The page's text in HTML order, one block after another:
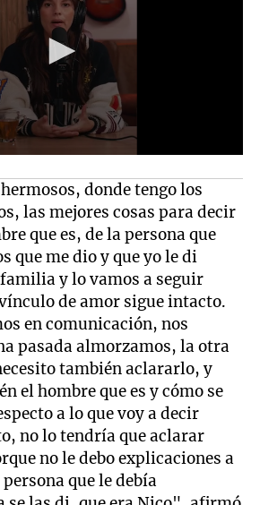
donde tengo los
las mejores cosas para decir
que es, de la persona que
que me dio y que yo le di
y lo vamos a seguir
de amor sigue intacto.
en comunicación, nos
pasada almorzamos, la otra
también aclararlo, y
el hombre que es y cómo se
a lo que voy a decir
no lo tendría que aclarar
no le debo explicaciones a
que le debía